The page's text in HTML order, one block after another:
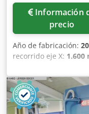
Información de
precio
Año de fabricación:
recorrido eje X: 1.600
,
longitud del producto
cabezal (máx.):1.600
taladradora de 3 ejes
Ofrece un diámetro